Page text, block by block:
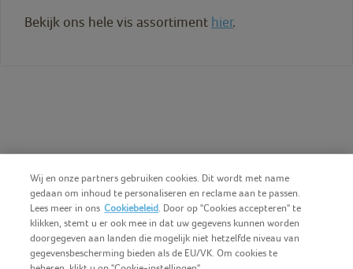
Bekijk ons hele vis assortiment hier.
Wij en onze partners gebruiken cookies. Dit wordt met name
gedaan om inhoud te personaliseren en reclame aan te passen.
Lees meer in ons Cookiebeleid. Door op "Cookies accepteren" te
klikken, stemt u er ook mee in dat uw gegevens kunnen worden
doorgegeven aan landen die mogelijk niet hetzelfde niveau van
gegevensbescherming bieden als de EU/VK. Om cookies te